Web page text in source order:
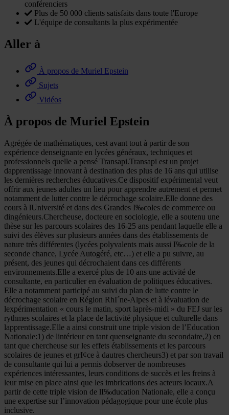
conférenciers
Plus de 50 000 clients satisfaits dans toute l'Europe
L'équipe de consultants la plus expérimentée
Aller à
À propos de Muriel Epstein
Sujets
Vidéos
À propos de Muriel Epstein
Agrégée de mathématiques, cest avant tout à partir de son
expérience denseignante en lycées généraux, techniques et
professionnels quelle a pensé Transapi.Transapi est un projet
dapprentissage innovant à destination des plus de 16 ans qui utilise
les dernières recherches éducatives.Ce dispositif expérimental veut
offrir aux jeunes adultes un lieu pour apprendre autrement et permet
notamment de lutter contre le décrochage scolaire.Elle donne des
cours à lUniversité et dans des Grandes I‰coles de commerce ou
dingénieurs.Chercheuse, docteure en sociologie, elle a soutenu une
thèse sur les parcours scolaires des 16-25 ans pendant laquelle elle a
suivi des élèves sur plusieurs années dans des établissements de
nature très différentes (lycées polyvalents mais aussi I‰cole de la
seconde chance, Lycée Autogéré, etc…) et elle a pu suivre, au
présent, des jeunes qui décrochaient dans ces différents
environnements.Elle a exercé plus de 10 ans une activité de
consultante, en particulier en évaluation de politiques éducatives.
Elle a notamment participé au suivi du plan de lutte contre le
décrochage scolaire en Région RhI´ne-Alpes et à lévaluation de
lexpérimentation « cours le matin, sport laprès-midi » du FEJ sur les
rythmes scolaires et la place de lactivité physique et culturelle dans
lapprentissage.Elle a ainsi construit une triple vision de l’Education
Nationale:1) de lintérieur en tant quenseignante du secondaire,2) en
tant que chercheuse sur les effets établissements et les parcours
scolaires de jeunes et grI¢ce à dautres chercheurs3) et par son travail
de consultante qui lui a permis dobserver de nombreuses
expériences intéressantes, leurs conditions de succès et les freins à
leur mise en place ainsi que les imbrications des acteurs locaux.A
partir de cette triple vision de lI‰ducation Nationale, elle a conçu
une expertise sur l’innovation pédagogique pour une école plus
inclusive.